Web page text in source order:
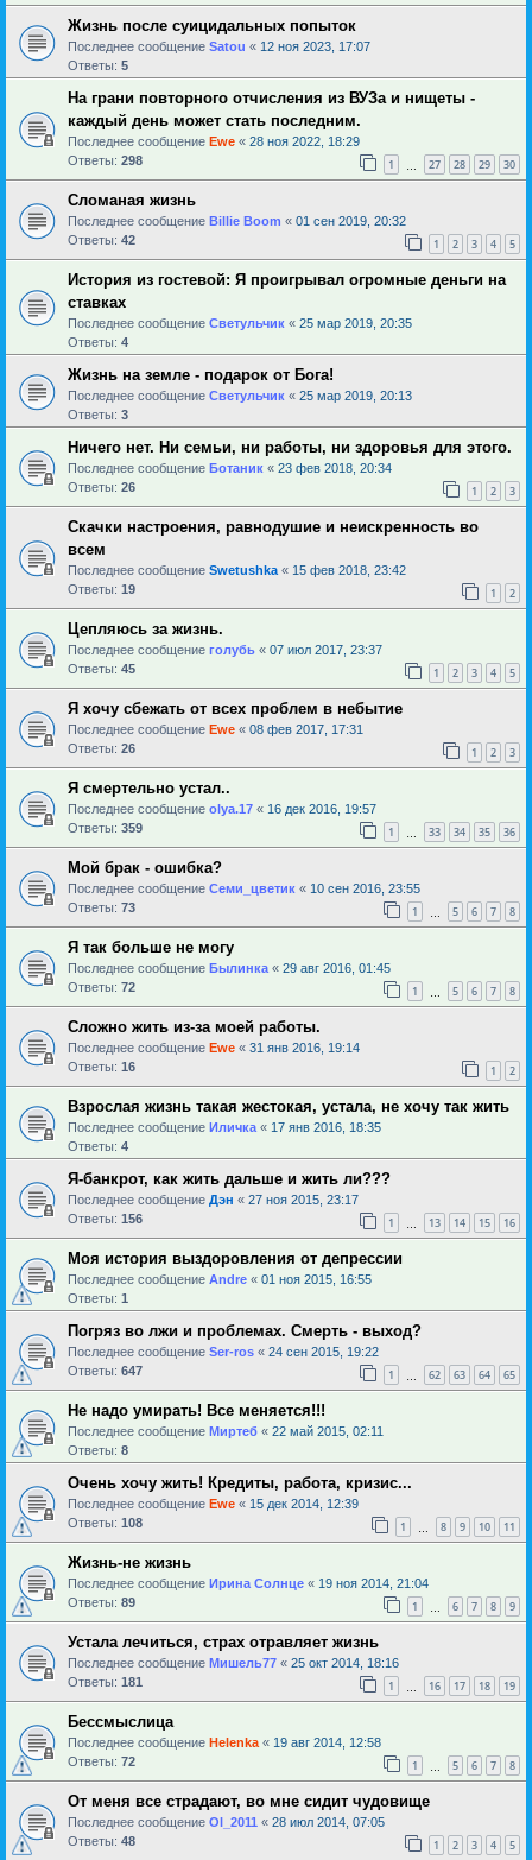
Жизнь после суицидальных попыток
Последнее сообщение Satou « 12 ноя 2023, 17:07
Ответы: 5
На грани повторного отчисления из ВУЗа и нищеты -
каждый день может стать последним.
Последнее сообщение Ewe « 28 ноя 2022, 18:29
Ответы: 298 1 27 28 29 30
Сломаная жизнь
Последнее сообщение Billie Boom « 01 сен 2019, 20:32
Ответы: 42 1 2 3 4 5
История из гостевой: Я проигрывал огромные деньги на
ставках
Последнее сообщение Светульчик « 25 мар 2019, 20:35
Ответы: 4
Жизнь на земле - подарок от Бога!
Последнее сообщение Светульчик « 25 мар 2019, 20:13
Ответы: 3
Ничего нет. Ни семьи, ни работы, ни здоровья для этого.
Последнее сообщение Ботаник « 23 фев 2018, 20:34
Ответы: 26 1 2 3
Скачки настроения, равнодушие и неискренность во
всем
Последнее сообщение Swetushka « 15 фев 2018, 23:42
Ответы: 19 1 2
Цепляюсь за жизнь.
Последнее сообщение голубь « 07 июл 2017, 23:37
Ответы: 45 1 2 3 4 5
Я хочу сбежать от всех проблем в небытие
Последнее сообщение Ewe « 08 фев 2017, 17:31
Ответы: 26 1 2 3
Я смертельно устал..
Последнее сообщение olya.17 « 16 дек 2016, 19:57
Ответы: 359 1 33 34 35 36
Мой брак - ошибка?
Последнее сообщение Семи_цветик « 10 сен 2016, 23:55
Ответы: 73 1 5 6 7 8
Я так больше не могу
Последнее сообщение Былинка « 29 авг 2016, 01:45
Ответы: 72 1 5 6 7 8
Сложно жить из-за моей работы.
Последнее сообщение Ewe « 31 янв 2016, 19:14
Ответы: 16 1 2
Взрослая жизнь такая жестокая, устала, не хочу так жить
Последнее сообщение Иличка « 17 янв 2016, 18:35
Ответы: 4
Я-банкрот, как жить дальше и жить ли???
Последнее сообщение Дэн « 27 ноя 2015, 23:17
Ответы: 156 1 13 14 15 16
Моя история выздоровления от депрессии
Последнее сообщение Andre « 01 ноя 2015, 16:55
Ответы: 1
Погряз во лжи и проблемах. Смерть - выход?
Последнее сообщение Ser-ros « 24 сен 2015, 19:22
Ответы: 647 1 62 63 64 65
Не надо умирать! Все меняется!!!
Последнее сообщение Миртеб « 22 май 2015, 02:11
Ответы: 8
Очень хочу жить! Кредиты, работа, кризис...
Последнее сообщение Ewe « 15 дек 2014, 12:39
Ответы: 108 1 8 9 10 11
Жизнь-не жизнь
Последнее сообщение Ирина Солнце « 19 ноя 2014, 21:04
Ответы: 89 1 6 7 8 9
Устала лечиться, страх отравляет жизнь
Последнее сообщение Мишель77 « 25 окт 2014, 18:16
Ответы: 181 1 16 17 18 19
Бессмыслица
Последнее сообщение Helenka « 19 авг 2014, 12:58
Ответы: 72 1 5 6 7 8
От меня все страдают, во мне сидит чудовище
Последнее сообщение Ol_2011 « 28 июл 2014, 07:05
Ответы: 48 1 2 3 4 5